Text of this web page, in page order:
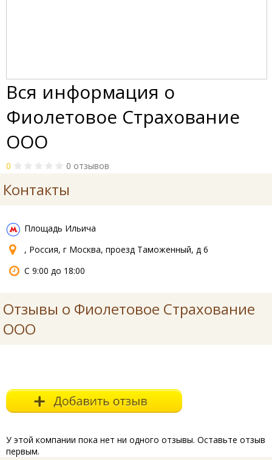
Вся информация о
Фиолетовое Страхование
ООО
0 0 отзывов
Контакты
Площадь Ильича
, Россия, г Москва, проезд Таможенный, д 6
С 9:00 до 18:00
Отзывы о Фиолетовое Страхование
ООО
У этой компании пока нет ни одного отзывы. Оставьте отзыв
первым.